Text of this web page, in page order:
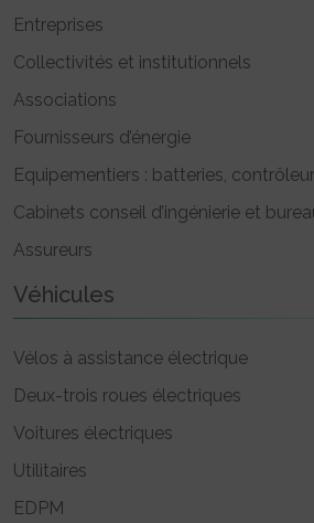
Entreprises
Collectivités et institutionnels
Associations
Fournisseurs d’énergie
Equipementiers : batteries,
Cabinets conseil d’ingénierie et
Assureurs
Véhicules
Vélos à assistance électrique
Deux-trois roues électriques
Voitures électriques
Utilitaires
EDPM